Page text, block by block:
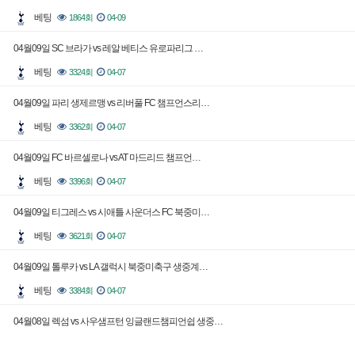
베팅 1864회 04-09
04월09일 SC 브라가 vs 레알 베티스 유로파리그 …
베팅 3324회 04-07
04월09일 파리 생제르맹 vs 리버풀 FC 챔프언스리…
베팅 3362회 04-07
04월09일 FC 바르셀로나 vs AT 마드리드 챔프언…
베팅 3396회 04-07
04월09일 티그레스 vs 시애틀 사운더스 FC 북중미…
베팅 3621회 04-07
04월09일 톨루카 vs LA 갤럭시 북중미축구 생중계…
베팅 3384회 04-07
04월08일 렉섬 vs 사우샘프턴 잉글랜드챔피언쉽 생중…